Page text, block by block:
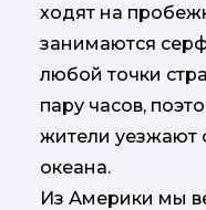
ходят на
занимаются
любой точки
пару часов,
жители уезжают
океана.
Из Америки мы